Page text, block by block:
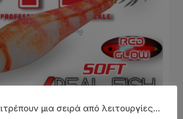
μια σειρά από λειτουργίες...